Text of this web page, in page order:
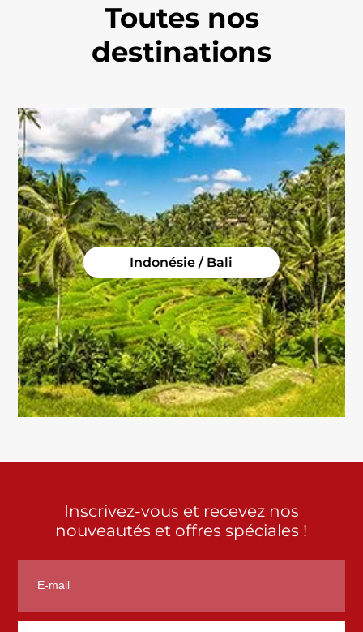
Toutes nos
destinations
Costa Rica
Inscrivez-vous et recevez nos
nouveautés et offres spéciales !